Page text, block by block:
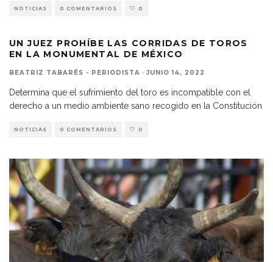
NOTICIAS 0 COMENTARIOS 0
UN JUEZ PROHÍBE LAS CORRIDAS DE TOROS
EN LA MONUMENTAL DE MÉXICO
BEATRIZ TABARÉS - PERIODISTA · JUNIO 14, 2022
Determina que el sufrimiento del toro es incompatible con el
derecho a un medio ambiente sano recogido en la Constitución
NOTICIAS 0 COMENTARIOS 0